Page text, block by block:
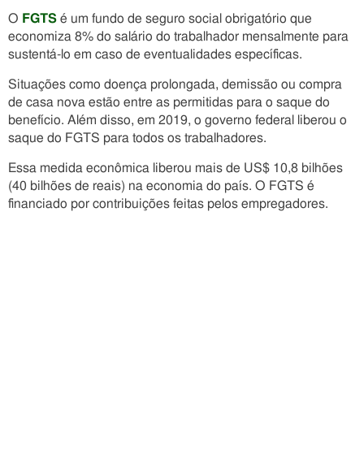
O FGTS é um fundo de seguro social obrigatório que
economiza 8% do salário do trabalhador mensalmente para
sustentá-lo em caso de eventualidades específicas.
Situações como doença prolongada, demissão ou compra
de casa nova estão entre as permitidas para o saque do
benefício. Além disso, em 2019, o governo federal liberou o
saque do FGTS para todos os trabalhadores.
Essa medida econômica liberou mais de US$ 10,8 bilhões
(40 bilhões de reais) na economia do país. O FGTS é
financiado por contribuições feitas pelos empregadores.